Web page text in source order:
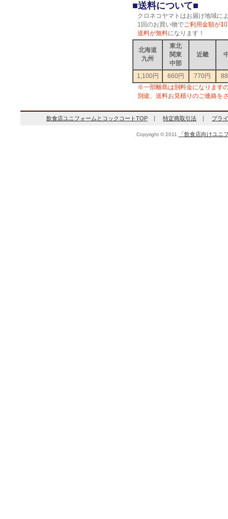
■送料について■
クロネコヤマトはお届け地域に
1回のお買い物でご利用金額が
送料が無料になります！
北海道
九州
東北
関東
中部
近畿
1,100円 660円 770円
※一部離島は別料金になります
別途、送料お見積りのご連絡を
飲食店ユニフォームとコックコートTOP 特定商取引法 プラ
Copyright © 2011 「飲食店向けユニ